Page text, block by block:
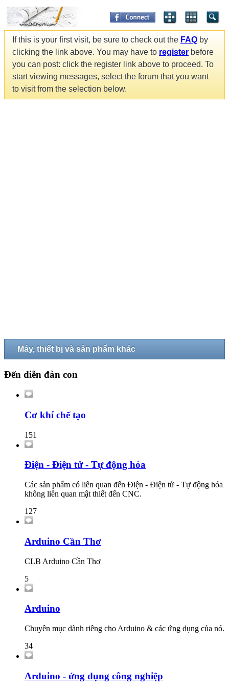
If this is your first visit, be sure to check out the FAQ by
clicking the link above. You may have to register before
you can post: click the register link above to proceed. To
start viewing messages, select the forum that you want
to visit from the selection below.
Máy, thiết bị và sản phẩm khác
Đến diễn đàn con
Cơ khí chế tạo
151
Điện - Điện tử - Tự động hóa
Các sản phẩm có liên quan đến Điện - Điện tử - Tự động hóa
không liên quan mật thiết đến CNC.
127
Arduino Cần Thơ
CLB Arduino Cần Thơ
5
Arduino
Chuyên mục dành riêng cho Arduino & các ứng dụng của nó.
34
Arduino - ứng dụng công nghiệp